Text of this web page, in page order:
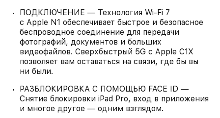
ПОДКЛЮЧЕНИЕ — Технология Wi‑Fi 7
с Apple N1 обеспечивает быстрое и безопасное
беспроводное соединение для передачи
фотографий, документов и больших
видеофайлов. Сверхбыстрый 5G с Apple C1X
позволяет вам оставаться на связи, где бы вы
ни были.
РАЗБЛОКИРОВКА С ПОМОЩЬЮ FACE ID —
Снятие блокировки iPad Pro, вход в приложения
и многое другое — одним взглядом.